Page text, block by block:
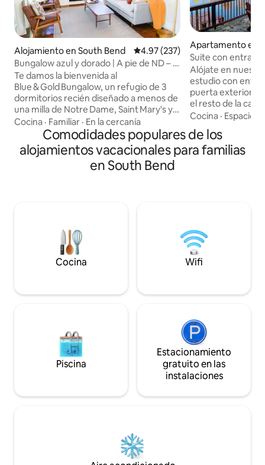
Alojamiento en South Bend Calificación promedio: 4.97 de
4.97 (237)
Bungalow azul y dorado | A pie de ND – 3
dormitorios, 8 plazas
Te damos la bienvenida al
Blue & Gold Bungalow, un refugio de 3
dormitorios recién diseñado a menos de
una milla de Notre Dame, Saint Mary's y
Holy Cross. Pasea ~15 minutos
(0,8 millas) hasta el estadio para el día del
partido, o dirígete a 20 minutos a pie
hasta los restaurantes y el paseo del río
del centro de South Bend. Tenemos
amigos o visitantes del campus que
buscan una estadía memorable y
Cocina · Familiar · En la cercanía
Apartamento en
a
Suite con entrada
Alójate en
estudio con
puerta exterior.
el resto de la
puedes pescar,
hoguera, hacer
junto al río. Hay una cama tamaño king
y parrilla en el
minutos en
Cocina · Espacios
Comodidades populares de los
alojamientos vacacionales para familias
en South Bend
Cocina Wifi
Piscina
Estacionamiento
gratuito en las
instalaciones